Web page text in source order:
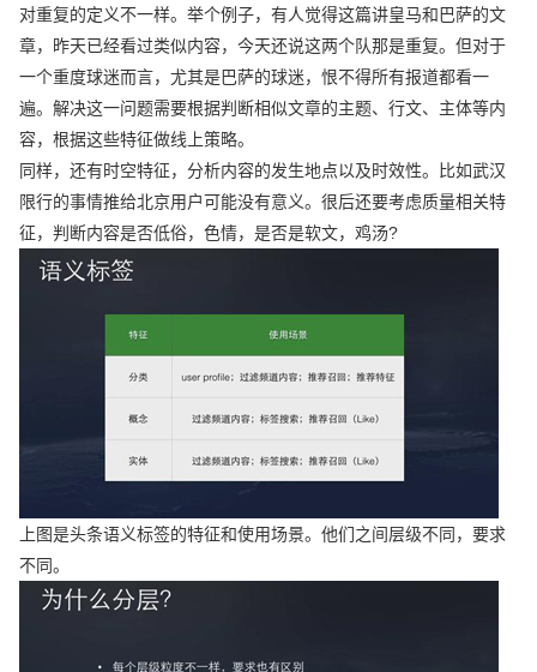
对重复的定义不一样。举个例子，有人觉得这篇讲皇马和巴萨的文
章，昨天已经看过类似内容，今天还说这两个队那是重复。但对于
一个重度球迷而言，尤其是巴萨的球迷，恨不得所有报道都看一
遍。解决这一问题需要根据判断相似文章的主题、行文、主体等内
容，根据这些特征做线上策略。
同样，还有时空特征，分析内容的发生地点以及时效性。比如武汉
限行的事情推给北京用户可能没有意义。很后还要考虑质量相关特
征，判断内容是否低俗，色情，是否是软文，鸡汤?
上图是头条语义标签的特征和使用场景。他们之间层级不同，要求
不同。